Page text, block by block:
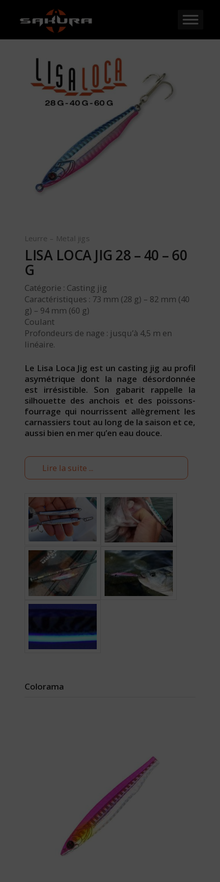
Leurre – Metal jigs
LISA LOCA JIG 28 – 40 – 60
G
Catégorie : Casting jig
Caractéristiques : 73 mm (28 g) – 82 mm (40
g) – 94 mm (60 g)
Coulant
Profondeurs de nage : jusqu’à 4,5 m en
linéaire.
Le Lisa Loca Jig est un casting jig au profil
asymétrique dont la nage désordonnée
est irrésistible. Son gabarit rappelle la
silhouette des anchois et des poissons-
fourrage qui nourrissent allègrement les
carnassiers tout au long de la saison et ce,
aussi bien en mer qu’en eau douce.
Lire la suite ...
Colorama